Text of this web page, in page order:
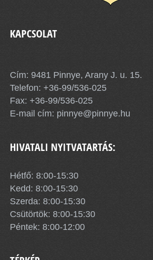
KAPCSOLAT
Cím: 9481 Pinnye, Arany J. u. 15.
Telefon: +36-99/536-025
Fax: +36-99/536-025
E-mail cím: pinnye@pinnye.hu
HIVATALI NYITVATARTÁS:
Hétfő: 8:00-15:30
Kedd: 8:00-15:30
Szerda: 8:00-15:30
Csütörtök: 8:00-15:30
Péntek: 8:00-12:00